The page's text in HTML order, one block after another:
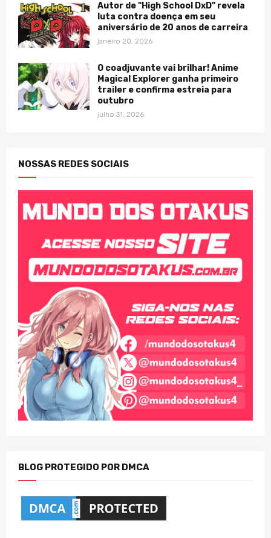
Autor de "High School DxD" revela
luta contra doença em seu
aniversário de 20 anos de carreira
janeiro 20, 2026
O coadjuvante vai brilhar! Anime
Magical Explorer ganha primeiro
trailer e confirma estreia para
outubro
julho 31, 2026
NOSSAS REDES SOCIAIS
BLOG PROTEGIDO POR DMCA